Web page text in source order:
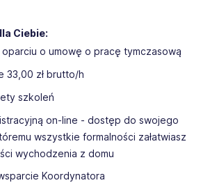
Ciebie:
o umowę o pracę tymczasową
33,00 zł brutto/h
szkoleń
on-line - dostęp do swojego
wszystkie formalności załatwiasz
wychodzenia z domu
Koordynatora